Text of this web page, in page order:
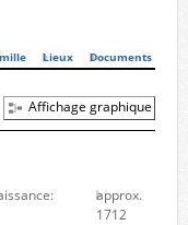
Lieux Documents
Affichage graphique
approx.
1712